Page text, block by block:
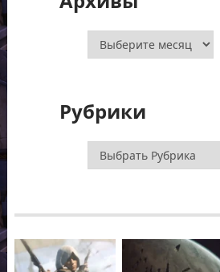
Архивы
Рубрики
Рубрики